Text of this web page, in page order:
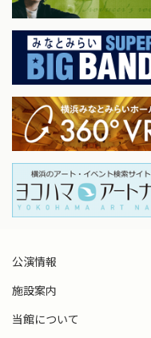
ビルマン聡平（びるま
3歳よりヴァイオリンを
楽高等学校卒業。同大学
公演情報
施設案内
当館について